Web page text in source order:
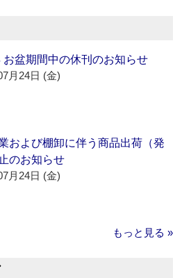
お盆期間中の休刊のお知らせ
月24日 (金)
および棚卸に伴う商品出荷（発
のお知らせ
月24日 (金)
もっと見る »